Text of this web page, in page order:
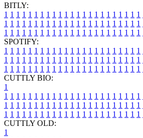
BITLY:
1 1 1 1 1 1 1 1 1 1 1 1 1 1 1 1 1 1 1 1 1 1 1
1 1 1 1 1 1 1 1 1 1 1 1 1 1 1 1 1 1 1 1 1 1 1
1 1 1 1 1 1 1 1 1 1 1 1 1 1 1 1 1 1 1 1 1 1 1
SPOTIFY:
1 1 1 1 1 1 1 1 1 1 1 1 1 1 1 1 1 1 1 1 1 1 1
1 1 1 1 1 1 1 1 1 1 1 1 1 1 1 1 1 1 1 1 1 1 1
1 1 1 1 1 1 1 1 1 1 1 1 1 1 1 1 1 1 1 1 1 1 1
CUTTLY BIO:
1
1 1 1 1 1 1 1 1 1 1 1 1 1 1 1 1 1 1 1 1 1 1 1
1 1 1 1 1 1 1 1 1 1 1 1 1 1 1 1 1 1 1 1 1 1 1
1 1 1 1 1 1 1 1 1 1 1 1 1 1 1 1 1 1 1 1 1 1 1
CUTTLY OLD:
1